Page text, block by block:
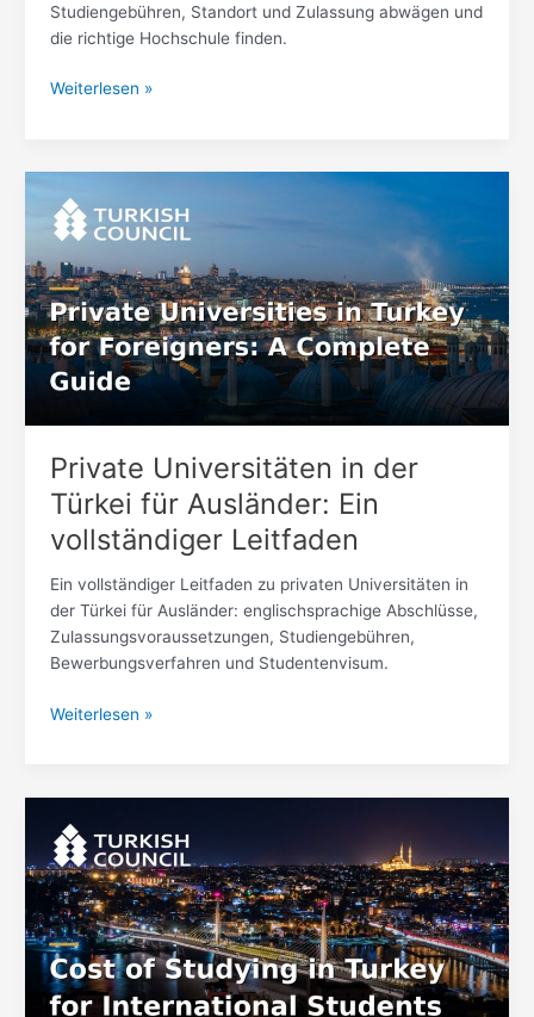
Studiengebühren, Standort und Zulassung abwägen und
die richtige Hochschule finden.
Weiterlesen »
Private Universitäten in der
Türkei für Ausländer: Ein
vollständiger Leitfaden
Ein vollständiger Leitfaden zu privaten Universitäten in
der Türkei für Ausländer: englischsprachige Abschlüsse,
Zulassungsvoraussetzungen, Studiengebühren,
Bewerbungsverfahren und Studentenvisum.
Universitäten
in
der
Türkei
für
Ausländer:
Ein
vollständiger
Weiterlesen »
in
der
Türkei
für
Internationale
Studierende